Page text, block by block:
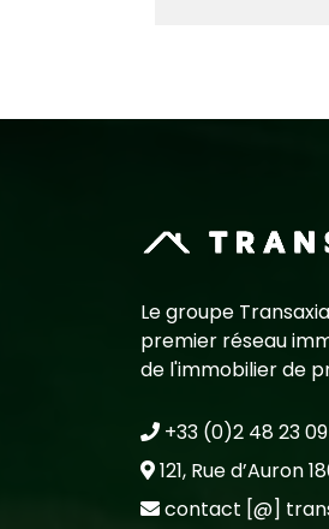
Le groupe
premier réseau
de l'immobilier de
+33 (0)2 48 23
121, Rue d’Auron
contact [@]